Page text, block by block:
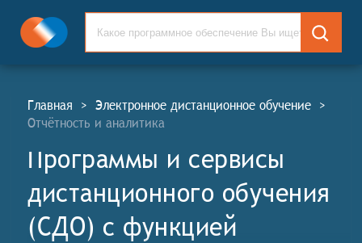
Главная > Электронное дистанционное обучение >
Отчётность и аналитика
Программы и сервисы
дистанционного обучения
(СДО) c функцией